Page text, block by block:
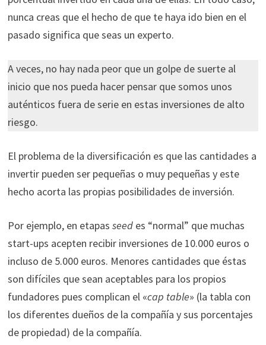
nunca creas que el hecho de que te haya ido bien en el
pasado significa que seas un experto.
A veces, no hay nada peor que un golpe de suerte al
inicio que nos pueda hacer pensar que somos unos
auténticos fuera de serie en estas inversiones de alto
riesgo.
El problema de la diversificación es que las cantidades a
invertir pueden ser pequeñas o muy pequeñas y este
hecho acorta las propias posibilidades de inversión.
Por ejemplo, en etapas seedes “normal” que muchas
start-ups acepten recibir inversiones de 10.000 euros o
incluso de 5.000 euros. Menores cantidades que éstas
son difíciles que sean aceptables para los propios
fundadores pues complican el «cap table» (la tabla con
los diferentes dueños de la compañía y sus porcentajes
de propiedad) de la compañía.